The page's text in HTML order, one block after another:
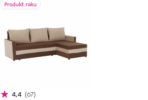
Produkt roku
4,4 67